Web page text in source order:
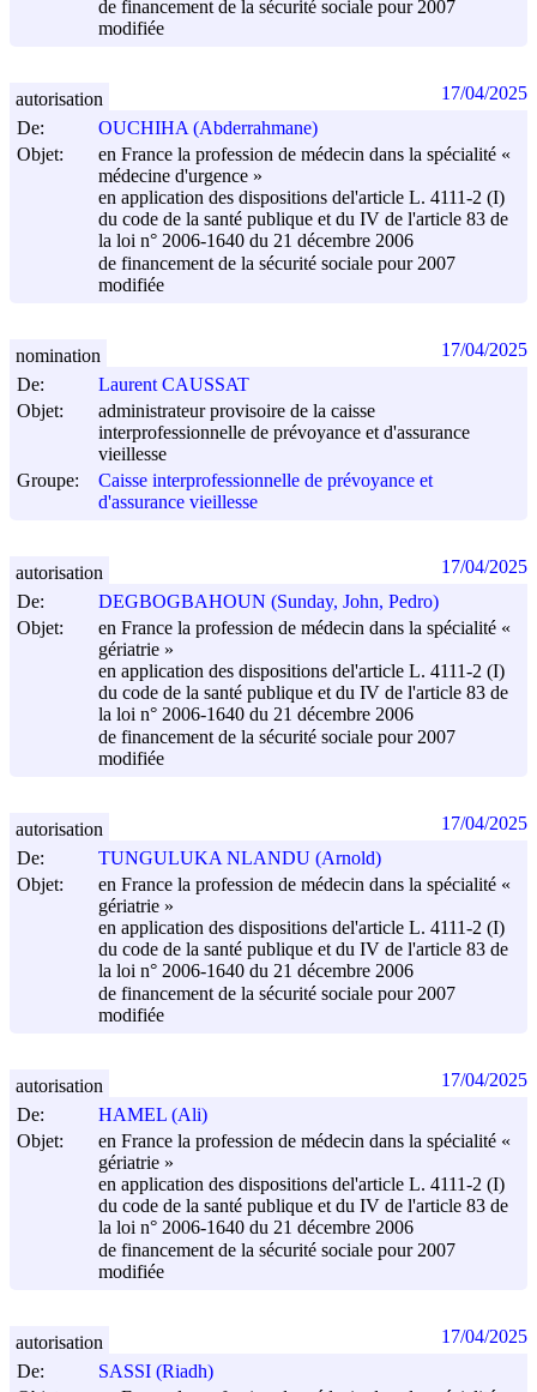
de financement de la sécurité sociale pour 2007
modifiée
De:
OUCHIHA (Abderrahmane)
Objet:
en France la profession de médecin dans la spécialité «
médecine d'urgence »
en application des dispositions del'article L. 4111-2 (I)
du code de la santé publique et du IV de l'article 83 de
la loi n° 2006-1640 du 21 décembre 2006
de financement de la sécurité sociale pour 2007
modifiée
autorisation 17/04/2025
De:
Laurent CAUSSAT
Objet:
administrateur provisoire de la caisse
interprofessionnelle de prévoyance et d'assurance
vieillesse
Groupe:
Caisse interprofessionnelle de prévoyance et
d'assurance vieillesse
nomination 17/04/2025
De:
DEGBOGBAHOUN (Sunday, John, Pedro)
Objet:
en France la profession de médecin dans la spécialité «
gériatrie »
en application des dispositions del'article L. 4111-2 (I)
du code de la santé publique et du IV de l'article 83 de
la loi n° 2006-1640 du 21 décembre 2006
de financement de la sécurité sociale pour 2007
modifiée
autorisation 17/04/2025
De:
TUNGULUKA NLANDU (Arnold)
Objet:
en France la profession de médecin dans la spécialité «
gériatrie »
en application des dispositions del'article L. 4111-2 (I)
du code de la santé publique et du IV de l'article 83 de
la loi n° 2006-1640 du 21 décembre 2006
de financement de la sécurité sociale pour 2007
modifiée
autorisation 17/04/2025
De:
HAMEL (Ali)
Objet:
en France la profession de médecin dans la spécialité «
gériatrie »
en application des dispositions del'article L. 4111-2 (I)
du code de la santé publique et du IV de l'article 83 de
la loi n° 2006-1640 du 21 décembre 2006
de financement de la sécurité sociale pour 2007
modifiée
autorisation 17/04/2025
De:
SASSI (Riadh)
autorisation 17/04/2025